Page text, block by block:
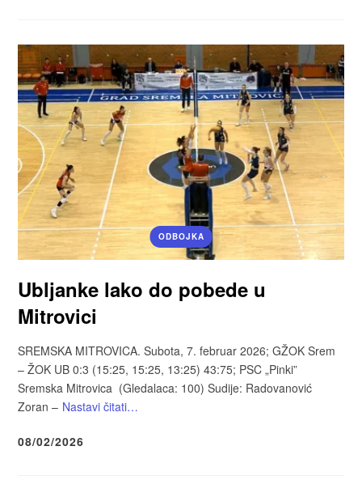
ODBOJKA
Ubljanke lako do pobede u
Mitrovici
SREMSKA MITROVICA. Subota, 7. februar 2026; GŽOK Srem
– ŽOK UB 0:3 (15:25, 15:25, 13:25) 43:75; PSC „Pinki”
Sremska Mitrovica (Gledalaca: 100) Sudije: Radovanović
Zoran – Nastavi čitati…
08/02/2026